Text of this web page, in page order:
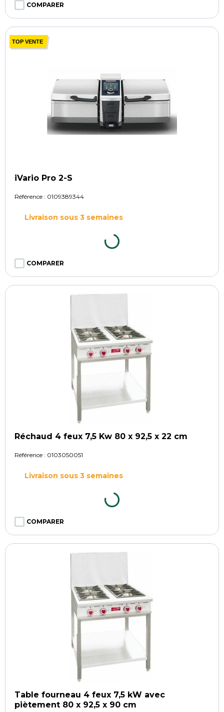
COMPARER
TOP VENTE
iVario Pro 2-S
Référence : 0109389344
Livraison sous 3 semaines
COMPARER
Réchaud 4 feux 7,5 Kw 80 x 92,5 x 22 cm
Référence : 0103050051
Livraison sous 3 semaines
COMPARER
Table fourneau 4 feux 7,5 kW avec
piètement 80 x 92,5 x 90 cm